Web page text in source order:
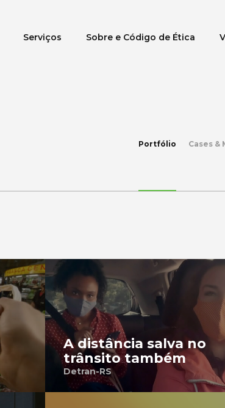
Serviços Sobre e Código de Ética
Portfólio Cases &
A distância salva no
trânsito também
Detran-RS